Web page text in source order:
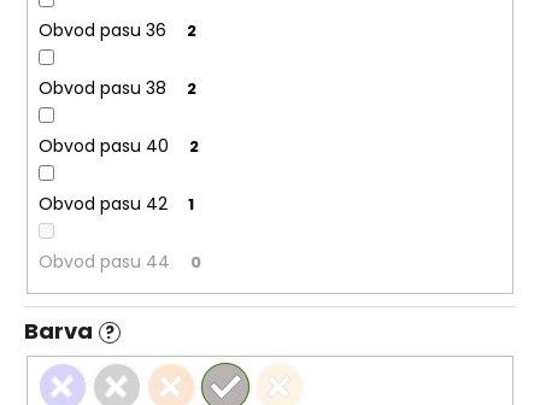
Obvod pasu 36 2
Obvod pasu 38 2
Obvod pasu 40 2
Obvod pasu 42 1
Obvod pasu 44 0
Barva ?